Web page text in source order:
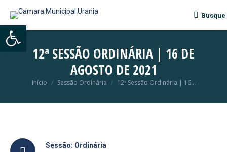
Search:
Busque
12ª SESSÃO ORDINÁRIA | 16 DE
AGOSTO DE 2021
Você está aqui:
Início Sessão Ordinária 12ª Sessão Ordinária | 16…
Sessão: Ordinária
Abrir a barra de ferramentas